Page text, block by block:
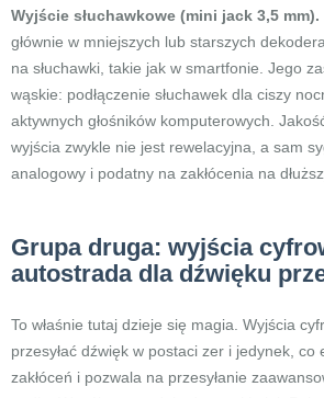
Wyjście słuchawkowe (mini jack 3,5 mm).
głównie w mniejszych lub starszych
na słuchawki, takie jak w smartfonie. Jego
wąskie: podłączenie słuchawek dla ciszy
aktywnych głośników komputerowych.
wyjścia zwykle nie jest rewelacyjna, a sam
analogowy i podatny na zakłócenia na
Grupa druga: wyjścia
autostrada dla dźwięku
To właśnie tutaj dzieje się magia. Wyjścia
przesyłać dźwięk w postaci zer i jedynek, co
zakłóceń i pozwala na przesyłanie